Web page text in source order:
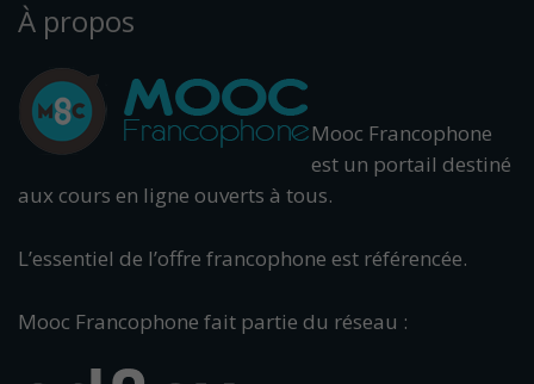
À propos
Mooc Francophone
est un portail destiné
aux cours en ligne ouverts à tous.
L’essentiel de l’offre francophone est référencée.
Mooc Francophone fait partie du réseau :